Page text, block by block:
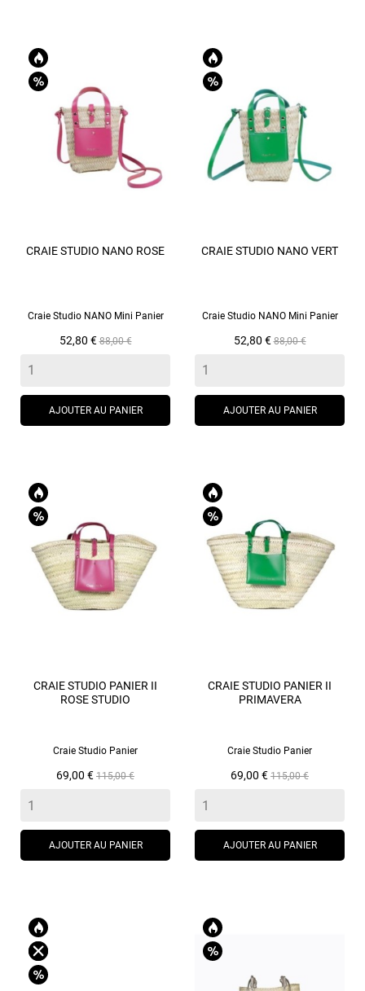
CRAIE STUDIO NANO ROSE
Craie Studio NANO Mini Panier
Prix
52,80 €Prix
88,00 €
AJOUTER AU PANIER
CRAIE STUDIO NANO VERT
Craie Studio NANO Mini Panier
Prix
52,80 €Prix
88,00 €
AJOUTER AU PANIER
CRAIE STUDIO PANIER II
ROSE STUDIO
Craie Studio Panier
Prix
69,00 €Prix
115,00 €
AJOUTER AU PANIER
CRAIE STUDIO PANIER II
PRIMAVERA
Craie Studio Panier
Prix
69,00 €Prix
115,00 €
AJOUTER AU PANIER